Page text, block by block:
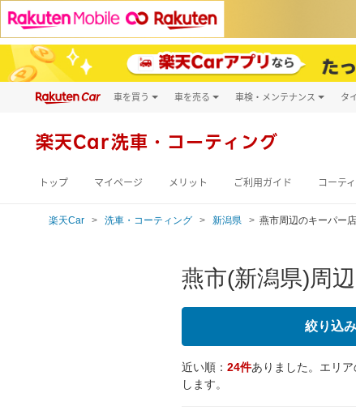
車を買う
新車
車を売る 車検・メンテナンス
キズ修理予約
洗車・コーティン
タ
楽天Car洗車・コーティング
トップ マイページ メリット ご利用ガイド コーテ
楽天Car 洗車・コーティング 新潟県 燕市周辺のキーパー
燕市(新潟県)周
絞り込み
近い順： 24件ありました。エリ
します。